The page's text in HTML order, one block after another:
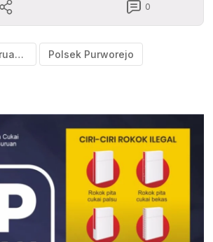
0
Polres Pasuruan Kota Polsek Purworejo